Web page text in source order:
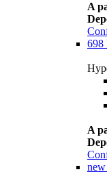
A
698
A
new